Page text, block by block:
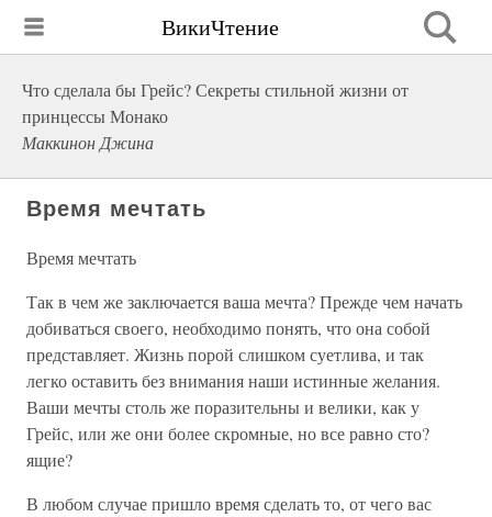
ВикиЧтение
Что сделала бы Грейс? Секреты стильной жизни от
принцессы Монако
Маккинон Джина
Время мечтать
Время мечтать
Так в чем же заключается ваша мечта? Прежде чем начать
добиваться своего, необходимо понять, что она собой
представляет. Жизнь порой слишком суетлива, и так
легко оставить без внимания наши истинные желания.
Ваши мечты столь же поразительны и велики, как у
Грейс, или же они более скромные, но все равно сто?
ящие?
В любом случае пришло время сделать то, от чего вас